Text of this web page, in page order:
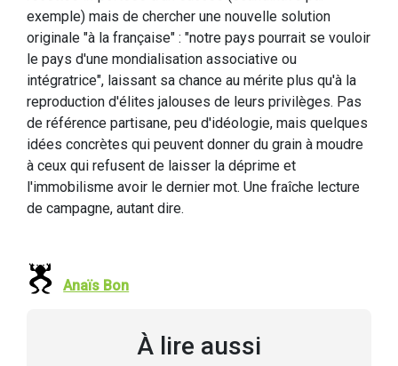
exemple) mais de chercher une nouvelle solution
originale "à la française" : "notre pays pourrait se vouloir
le pays d'une mondialisation associative ou
intégratrice", laissant sa chance au mérite plus qu'à la
reproduction d'élites jalouses de leurs privilèges. Pas
de référence partisane, peu d'idéologie, mais quelques
idées concrètes qui peuvent donner du grain à moudre
à ceux qui refusent de laisser la déprime et
l'immobilisme avoir le dernier mot. Une fraîche lecture
de campagne, autant dire.
Anaïs Bon
À lire aussi